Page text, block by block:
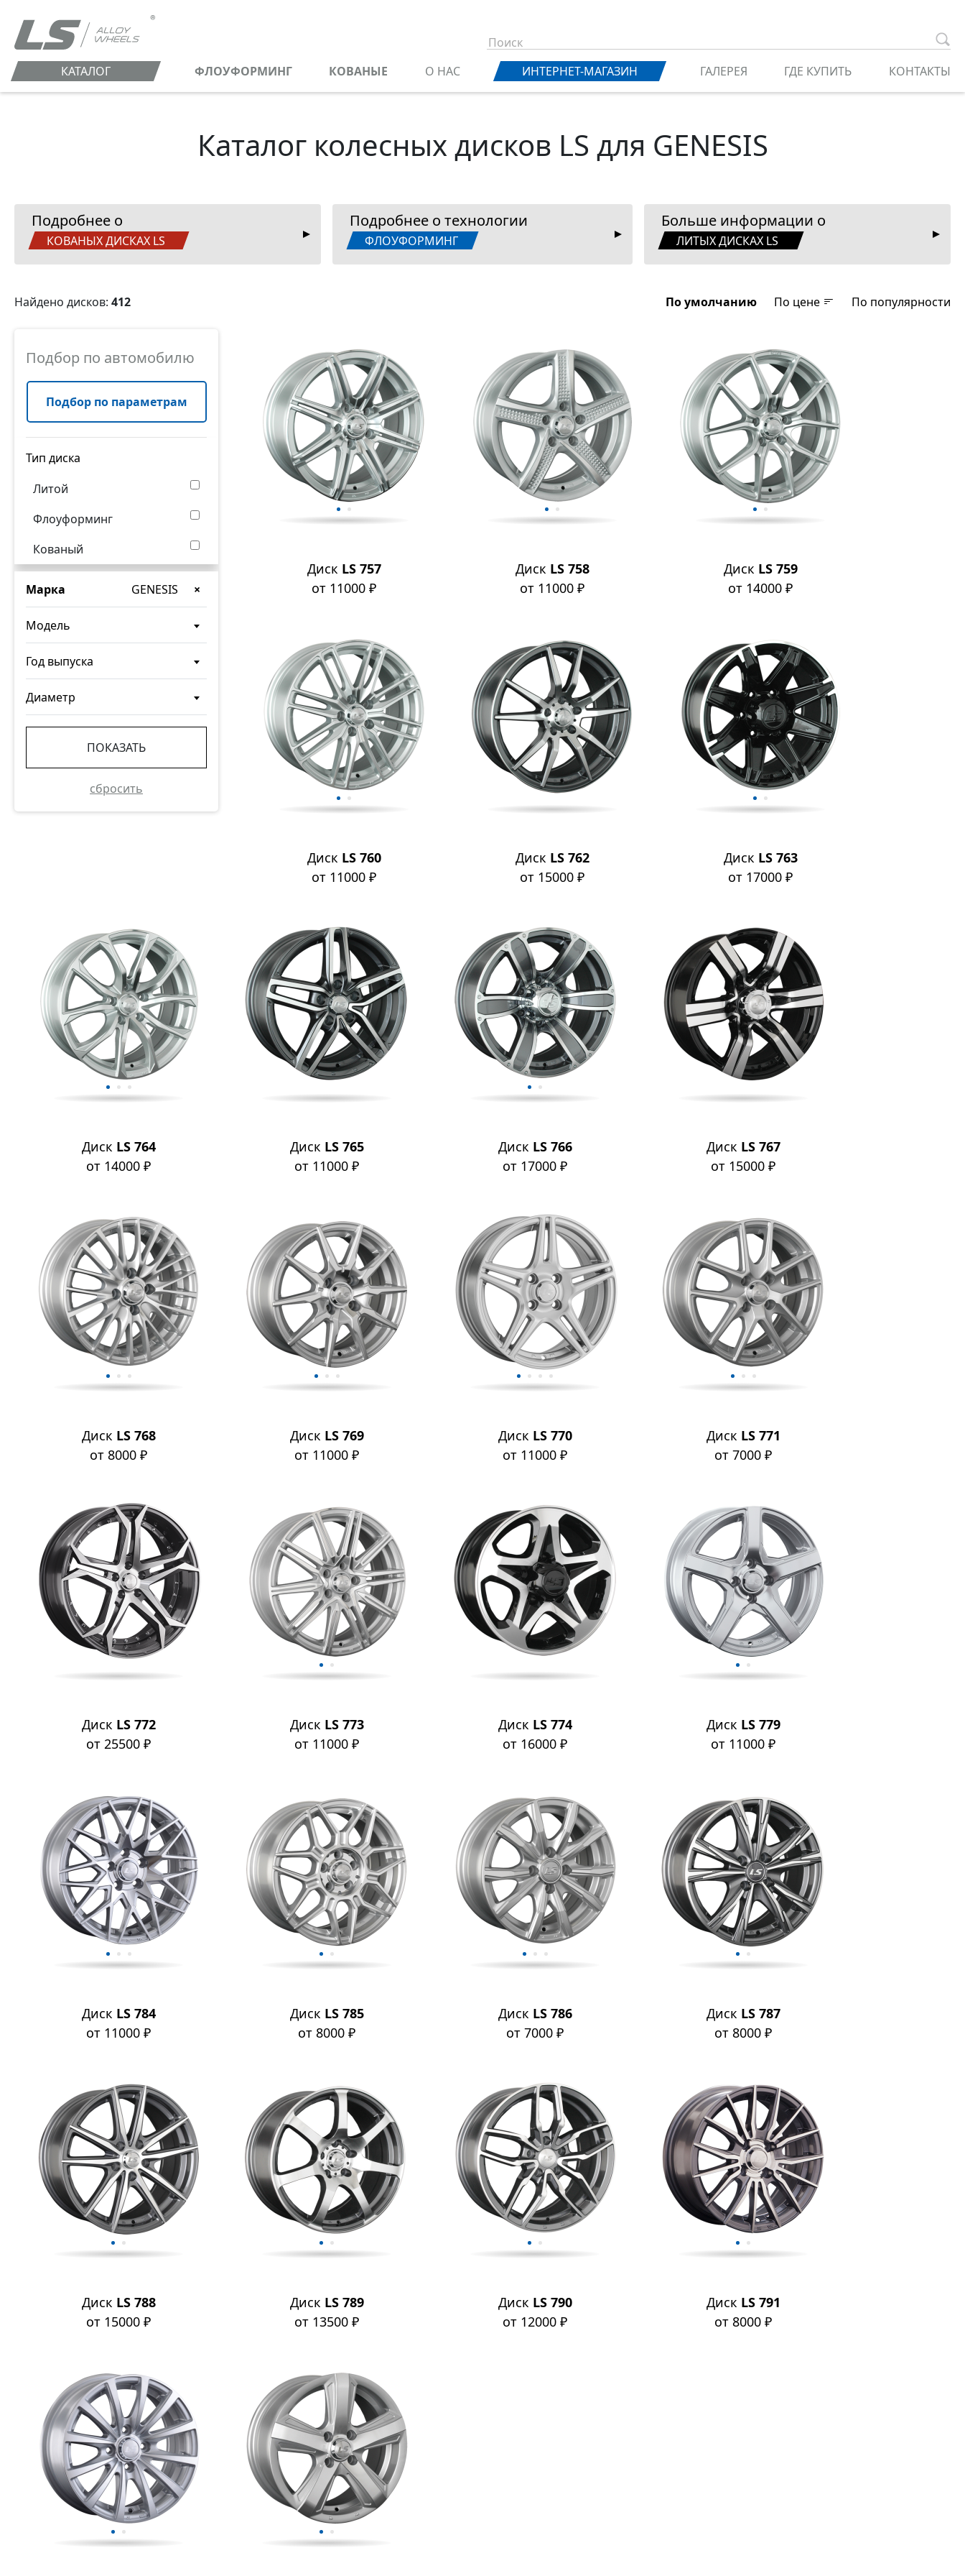
КАТАЛОГ ФЛОУФОРМИНГ КОВАНЫЕ О НАС ИНТЕРНЕТ-МАГАЗИН ГАЛЕРЕЯ ГДЕ КУПИТЬ КОНТАКТЫ
Каталог колесных дисков LS для GENESIS
Подробнее о
КОВАНЫХ ДИСКАХ LS
Подробнее о технологии
ФЛОУФОРМИНГ
Больше информации о
ЛИТЫХ ДИСКАХ LS
Найдено дисков: 412 По умолчанию По цене По популярности
Подбор по автомобилю
Подбор по параметрам
Тип диска
Литой
Флоуформинг
Кованый
×
Марка GENESIS
Модель
Год выпуска
Диаметр
ПОКАЗАТЬ
сбросить
Диск LS 757
от 11000 ₽
Диск LS 758
от 11000 ₽
Диск LS 759
от 14000 ₽
Диск LS 760
от 11000 ₽
Диск LS 762
от 15000 ₽
Диск LS 763
от 17000 ₽
Диск LS 764
от 14000 ₽
Диск LS 765
от 11000 ₽
Диск LS 766
от 17000 ₽
Диск LS 767
от 15000 ₽
Диск LS 768
от 8000 ₽
Диск LS 769
от 11000 ₽
Диск LS 770
от 11000 ₽
Диск LS 771
от 7000 ₽
Диск LS 772
от 25500 ₽
Диск LS 773
от 11000 ₽
Диск LS 774
от 16000 ₽
Диск LS 779
от 11000 ₽
Диск LS 784
от 11000 ₽
Диск LS 785
от 8000 ₽
Диск LS 786
от 7000 ₽
Диск LS 787
от 8000 ₽
Диск LS 788
от 15000 ₽
Диск LS 789
от 13500 ₽
Диск LS 790
от 12000 ₽
Диск LS 791
от 8000 ₽